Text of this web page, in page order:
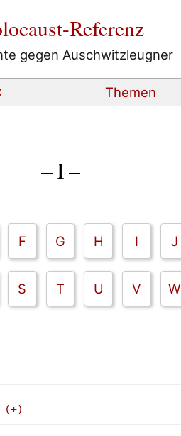
Referenz
gegen Auschwitzleugner
Themen
– I –
F G H I J
S T U V W